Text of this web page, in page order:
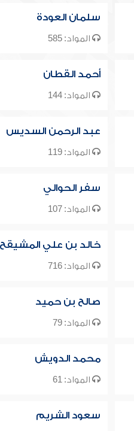
سلمان العودة
المواد: 585
أحمد القطان
المواد: 144
عبد الرحمن السديس
المواد: 119
سفر الحوالي
المواد: 107
خالد بن علي المشيقح
المواد: 716
صالح بن حميد
المواد: 79
محمد الدويش
المواد: 61
سعود الشريم